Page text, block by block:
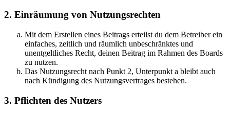
2. Einräumung von Nutzungsrechten
Mit dem Erstellen eines Beitrags erteilst du dem Betreiber ein
einfaches, zeitlich und räumlich unbeschränktes und
unentgeltliches Recht, deinen Beitrag im Rahmen des Boards
zu nutzen.
Das Nutzungsrecht nach Punkt 2, Unterpunkt a bleibt auch
nach Kündigung des Nutzungsvertrages bestehen.
3. Pflichten des Nutzers